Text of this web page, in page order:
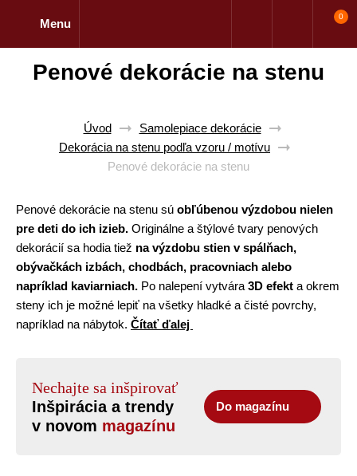
Menu
0
Penové dekorácie na stenu
Úvod
Samolepiace dekorácie
Dekorácia na stenu podľa vzoru / motívu
Penové dekorácie na stenu
Penové dekorácie na stenu sú obľúbenou výzdobou nielen
pre deti do ich izieb. Originálne a štýlové tvary penových
dekorácií sa hodia tiež na výzdobu stien v spálňach,
obývačkách izbách, chodbách, pracovniach alebo
napríklad kaviarniach. Po nalepení vytvára 3D efekt a okrem
steny ich je možné lepiť na všetky hladké a čisté povrchy,
napríklad na nábytok. Čítať ďalej
Nechajte sa inšpirovať
Inšpirácia a trendy
v novom magazínu
Do magazínu